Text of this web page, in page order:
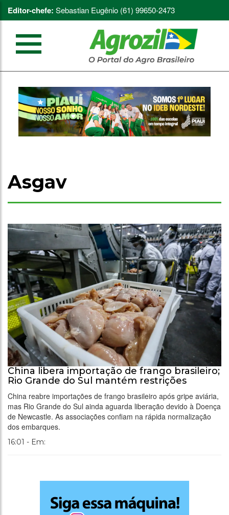
Editor-chefe: Sebastian Eugênio (61) 99650-2473
Asgav
China libera importação de frango brasileiro;
Rio Grande do Sul mantém restrições
China reabre importações de frango brasileiro após gripe aviária,
mas Rio Grande do Sul ainda aguarda liberação devido à Doença
de Newcastle. As associações confiam na rápida normalização
dos embarques.
16:01 - Em: